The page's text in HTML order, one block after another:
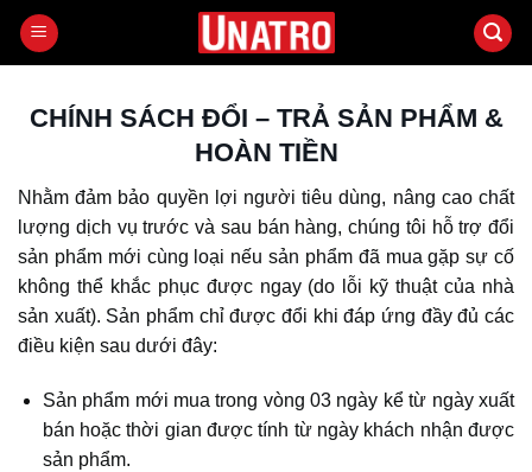
qua
CHÍNH SÁCH ĐỔI – TRẢ SẢN PHẨM &
HOÀN TIỀN
Nhằm đảm bảo quyền lợi người tiêu dùng, nâng cao chất
lượng dịch vụ trước và sau bán hàng, chúng tôi hỗ trợ đổi
sản phẩm mới cùng loại nếu sản phẩm đã mua gặp sự cố
không thể khắc phục được ngay (do lỗi kỹ thuật của nhà
sản xuất). Sản phẩm chỉ được đổi khi đáp ứng đầy đủ các
điều kiện sau dưới đây:
Sản phẩm mới mua trong vòng 03 ngày kể từ ngày xuất
bán hoặc thời gian được tính từ ngày khách nhận được
sản phẩm.